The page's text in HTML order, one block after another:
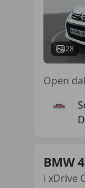
28
BMW
i xDrive